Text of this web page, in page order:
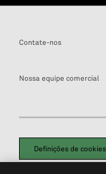
Contate-nos
Nossa equipe comercial
Definições de cookies